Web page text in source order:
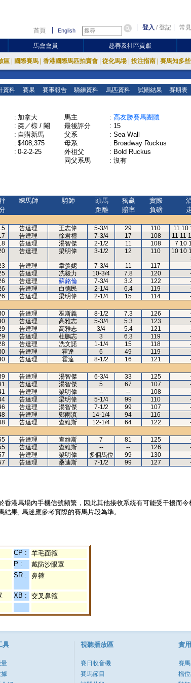
首頁 English 登入 /登記 常
馬會會員 慈善及社區貢獻
區 國際賽馬 香港國際馬匹拍賣會 從化馬場 投注指南 賽馬知多些
資料 賽果 賽事報告 騎練資料 馬匹資料 試閘結果 賽期表
: 加拿大
: 棗／棕 / 閹
: 自購新馬
: $408,375
: 0-2-2-25
馬主 : 高友勝賽馬團體
最後評分
: 15
父系
: Sea Wall
母系
: Broadway Ruckus
外祖父
: Bold Ruckus
同父系馬
: 沒有
練馬師 騎師
頭馬
距離
獨贏
賠率
實際
負磅
告達理 王志偉 5-3/4 29 110 11 10
告達理 徐君禮 7-3/4 17 108 11 11
告達理 湯智傑 2-1/2 11 108 7 10
告達理 梁明偉 3-1/2 12 110
10 10
告達理 韋羡妮 7-3/4 11 117
告達理 冼毅力 10-3/4 7.8 120
告達理 蘇銘倫 7-3/4 3.2 122
告達理 白德民 2-1/4 6.4 119
告達理 梁明偉 2-1/4 15 114
告達理 巫斯義 8-1/2 7.3 126
告達理 高雅志 5-3/4 5.3 123
告達理 高雅志 3/4 5.4 121
告達理 杜鵬志 3 6.3 119
告達理 冼文諾 1-1/4 15 118
告達理 霍達 6 49 119
告達理 霍達 8-1/2 16 121
告達理 湯智傑 6-3/4 33 125
告達理 湯智傑 5 67 107
告達理 梁明偉 -- -- 108
告達理 梁明偉 5-1/4 99 110
告達理 湯智傑 7-1/2 99 107
告達理 鄭雨滇 14-1/4 94 116
告達理 查維斯 12-1/4 64 122
告達理 查維斯 7 81 125
告達理 查維斯 -- -- 126
告達理 梁明偉 多個馬位 99 130
告達理 桑迪斯 7-1/2 99 127
港馬場內手機信號頻繁，因此其他接收系統有可能受干擾而
果, 馬迷應參考實際的賽馬片段為準。
CP :
羊毛面箍
P :
戴防沙眼罩
SR : 鼻箍
XB :
交叉鼻箍
具 視聽播放區
賽日收音機
賽馬節目
實
賽
檔